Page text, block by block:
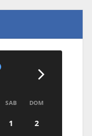
SAB DOM
1
2